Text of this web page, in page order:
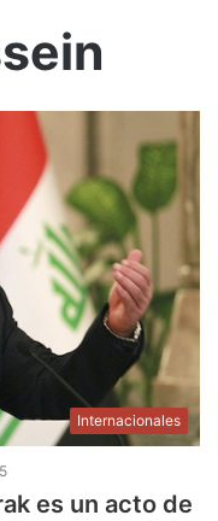
Internacionales
es un acto de